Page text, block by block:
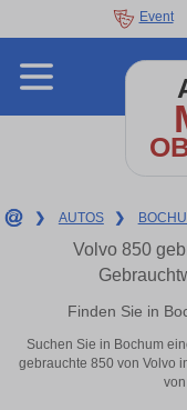
Event
❯ AUTOS ❯
Volvo 850
Finden Sie in
Suchen Sie in Bochum
gebrauchte 850 von Volvo